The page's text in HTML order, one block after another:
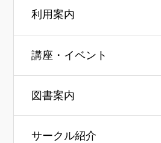
利用案内
講座・イベント
図書案内
サークル紹介